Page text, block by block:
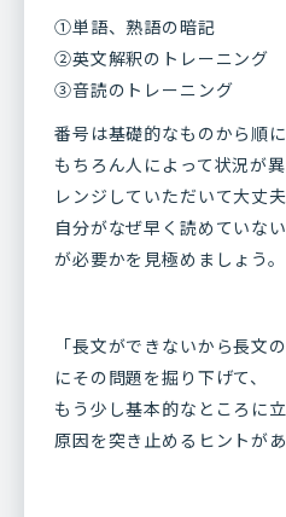
①単語、熟語の暗記
②英文解釈のトレーニング
③音読のトレーニング
番号は基礎的なものから順に
もちろん人によって状況が
レンジしていただいて大丈夫
自分がなぜ早く読めていな
が必要かを見極めましょう。
「長文ができないから長文
にその問題を掘り下げて、
もう少し基本的なところに
原因を突き止めるヒントが